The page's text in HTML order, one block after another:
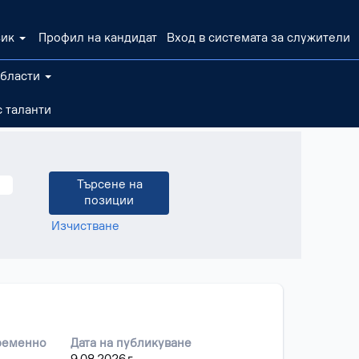
Профил на кандидат Вход в системата за служители
Изчистване
Дата на публикуване